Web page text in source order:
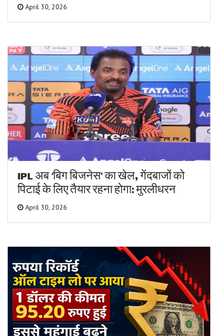
April 30, 2026
IPL अब ‘बिग बिजनेस’ का खेल, गेंदबाजों को
पिटाई के लिए तैयार रहना होगा: मुरलीधरन
April 30, 2026